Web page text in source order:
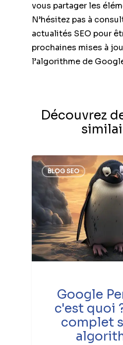
vous partager les
N’hésitez pas à
actualités SEO pour
prochaines mises à
l’algorithme de
Découvrez
BLOG SEO
Google
c'est quoi
complet